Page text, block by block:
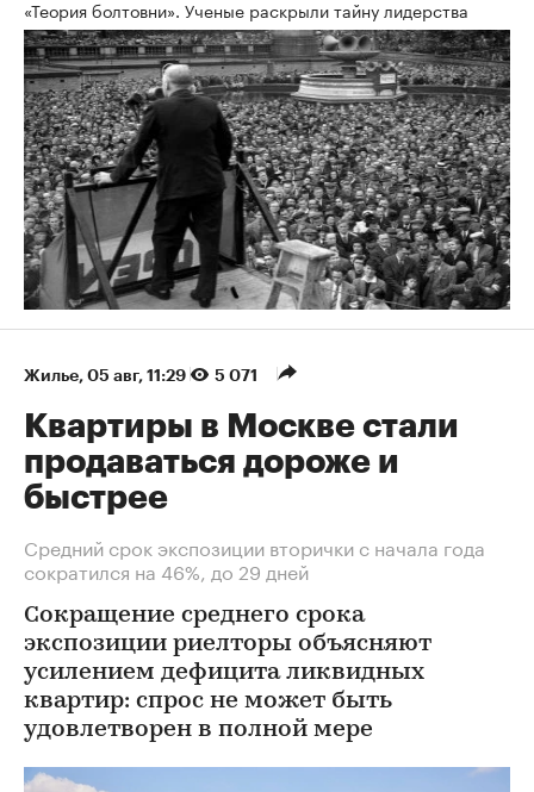
«Теория болтовни». Ученые раскрыли тайну лидерства
Жилье 05 авг, 11:29 5 071
Квартиры в Москве стали
продаваться дороже и
быстрее
Средний срок экспозиции вторички с начала года
сократился на 46%, до 29 дней
Сокращение среднего срока
экспозиции риелторы объясняют
усилением дефицита ликвидных
квартир: спрос не может быть
удовлетворен в полной мере